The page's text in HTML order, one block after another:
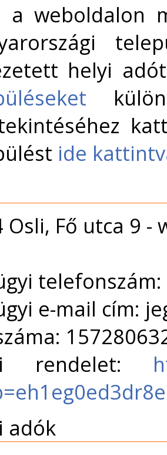
a weboldalon
helyi
ide
Osli, Fő utca 9 -
e-mail cím:
rendelet:
adók